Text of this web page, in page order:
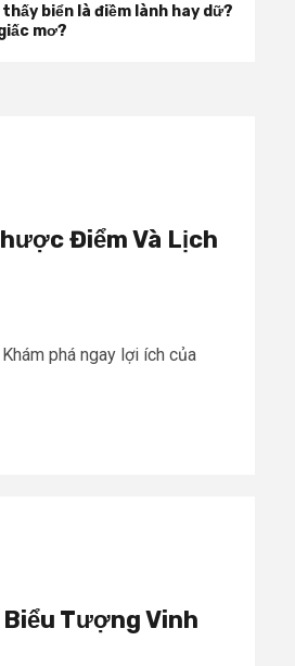
thấy biển là điềm lành hay dữ?
mơ?
Điểm Và Lịch
phá ngay lợi ích của
Tượng Vinh